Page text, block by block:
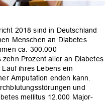
2018 sind in Deutschland
Menschen an Diabetes
ca. 300.000
Prozent aller an Diabetes
ihres Lebens ein
Amputation enden kann.
und
mellitus 12.000 Major-